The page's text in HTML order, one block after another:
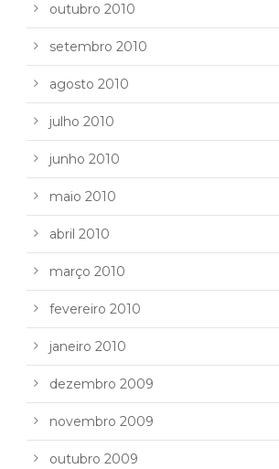
outubro 2010
setembro 2010
agosto 2010
julho 2010
junho 2010
maio 2010
abril 2010
março 2010
fevereiro 2010
janeiro 2010
dezembro 2009
novembro 2009
outubro 2009